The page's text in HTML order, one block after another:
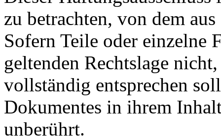
zu betrachten, von dem
Sofern Teile oder einzelne
geltenden Rechtslage
vollständig entsprechen
Dokumentes in ihrem
unberührt.